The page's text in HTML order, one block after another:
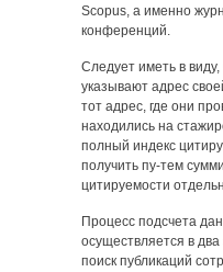
Scopus, а именно
конференций.
Следует иметь в
указывают адрес
тот адрес, где они
находились на
полный индекс
получить пу-тем
цитируемости
Процесс подсчета
осуществляется в
поиск публикаций